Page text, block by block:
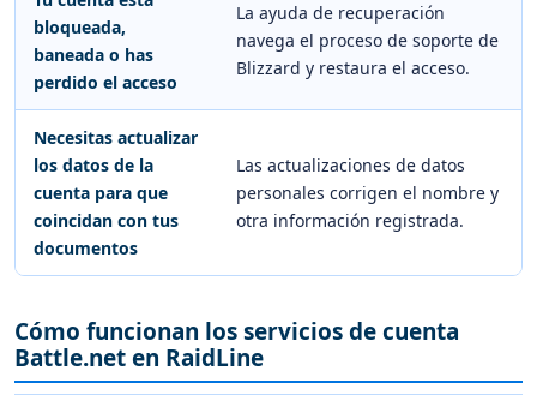
bloqueada,
baneada o has
perdido el acceso
La ayuda de recuperación
navega el proceso de soporte de
Blizzard y restaura el acceso.
Necesitas actualizar
los datos de la
cuenta para que
coincidan con tus
documentos
Las actualizaciones de datos
personales corrigen el nombre y
otra información registrada.
Cómo funcionan los servicios de cuenta
Battle.net en RaidLine